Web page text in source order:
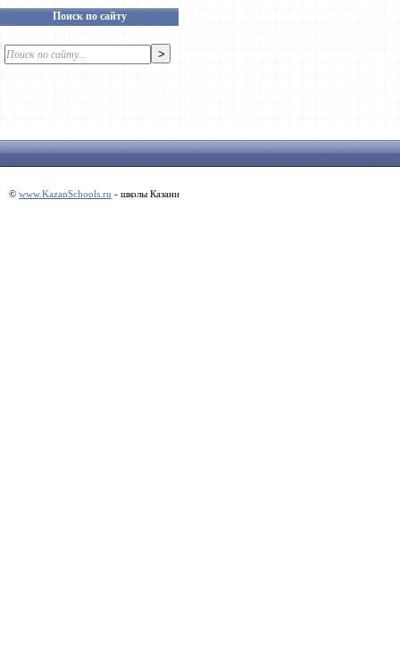
Поиск по сайту
© www.KazanSchools.ru - школы Казани